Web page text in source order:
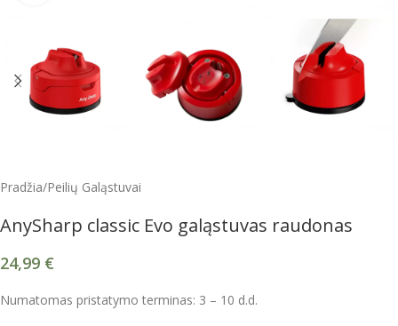
Pradžia/Peilių Galąstuvai
AnySharp classic Evo galąstuvas raudonas
24,99 €
Numatomas pristatymo terminas: 3 – 10 d.d.